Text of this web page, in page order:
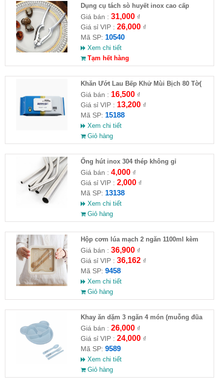
Dụng cụ tách sò huyết inox cao cấp
Giá bán : 31,000₫
Giá sỉ VIP : 26,000₫
Mã SP: 10540
Xem chi tiết
Tạm hết hàng
Khăn Ướt Lau Bếp Khử Mùi Bịch 80 Tờ(
HĐ )
Giá bán : 16,500₫
Giá sỉ VIP : 13,200₫
Mã SP: 15188
Xem chi tiết
Giỏ hàng
Ống hút inox 304 thép không gỉ
Giá bán : 4,000₫
Giá sỉ VIP : 2,000₫
Mã SP: 13138
Xem chi tiết
Giỏ hàng
Hộp cơm lúa mạch 2 ngăn 1100ml kèm
muỗng đũa
Giá bán : 36,900₫
Giá sỉ VIP : 36,162₫
Mã SP: 9458
Xem chi tiết
Giỏ hàng
Khay ăn dặm 3 ngăn 4 món (muỗng đũa
nĩa)
Giá bán : 26,000₫
Giá sỉ VIP : 24,000₫
Mã SP: 9589
Xem chi tiết
Giỏ hàng